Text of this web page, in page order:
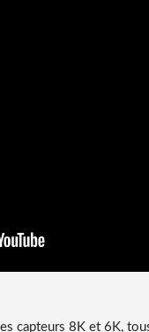
capteurs 8K et 6K,